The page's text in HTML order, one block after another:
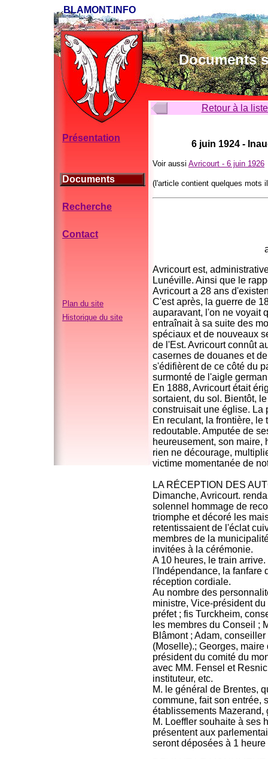
BLAMONT.INFO
Documents
Présentation
Documents
Recherche
Contact
Plan du site
Historique du site
Retour à la
6 juin 1924 -
Voir aussi Avricourt - 6 juin 1926
(l'article contient quelques mots
Avricourt est,
Lunéville. Ainsi que le
Avricourt a 28 ans
C'est après, la guerre de
auparavant, l'on ne voyait
entraînait à sa suite des
spéciaux et de nouveaux
de l'Est. Avricourt connût
casernes de douanes et
s'édifièrent de ce côté du
surmonté de l'aigle
En 1888, Avricourt était
sortaient, du sol. Bientôt,
construisait une église. La
En reculant, la frontière, le
redoutable. Amputée de
heureusement, son maire,
rien ne décourage,
victime momentanée de
LA RÉCEPTION DES
Dimanche, Avricourt.
solennel hommage de
triomphe et décoré les
retentissaient de l'éclat
membres de la
invitées à la cérémonie.
A 10 heures, le train
l'Indépendance, la fanfare
réception cordiale.
Au nombre des
ministre, Vice-président
préfet ; fis Turckheim,
les membres du Conseil ;
Blâmont ; Adam,
(Moselle).; Georges,
président du comité du
avec MM. Fensel et
instituteur, etc.
M. le général de Brentes,
commune, fait son entrée,
établissements Mazerand,
M. Loeffler souhaite à ses
présentent aux
seront déposées à 1